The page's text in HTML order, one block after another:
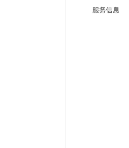
服务信息